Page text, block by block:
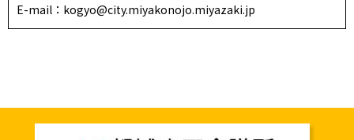
E-mail：kogyo@city.miyakonojo.miyazaki.jp